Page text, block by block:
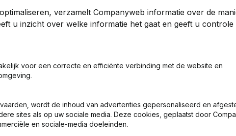
Coördinatie, Overige Wijzigingen, …) - Wijziging Juridische Vorm -
verzamelt Companyweb informatie over de
u inzicht over welke informatie het gaat en geeft u
voor een correcte en efficiënte verbinding met de website en
wordt de inhoud van advertenties gepersonaliseerd en
sites als op uw sociale media. Deze cookies, geplaatst door
en sociale-media doeleinden.